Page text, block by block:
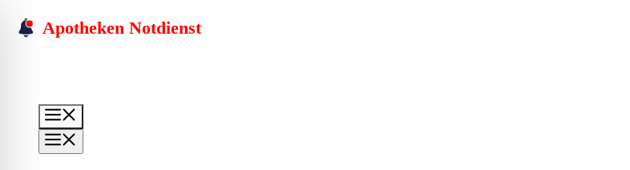
Skip
Apotheken Notdienst